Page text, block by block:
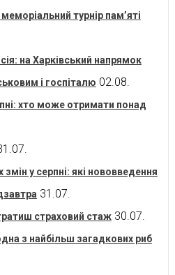
турнір пам’яті
на Харківський напрямок
і госпіталю 02.08.
хто може отримати понад
у серпні: які нововведення
31.07.
страховий стаж 30.07.
з найбільш загадкових риб